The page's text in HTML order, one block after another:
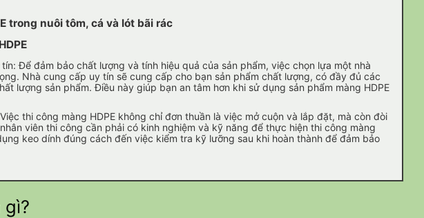
trong nuôi tôm, cá và lót bãi rác
Để đảm bảo chất lượng và tính hiệu quả của sản phẩm, việc chọn lựa một nhà
Nhà cung cấp uy tín sẽ cung cấp cho bạn sản phẩm chất lượng, có đầy đủ các
lượng sản phẩm. Điều này giúp bạn an tâm hơn khi sử dụng sản phẩm màng HDPE
thi công màng HDPE không chỉ đơn thuần là việc mở cuộn và lắp đặt, mà còn đòi
viên thi công cần phải có kinh nghiệm và kỹ năng để thực hiện thi công màng
keo dính đúng cách đến việc kiểm tra kỹ lưỡng sau khi hoàn thành để đảm bảo
gì?